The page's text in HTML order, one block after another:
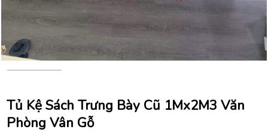
Tủ Kệ Sách Trưng Bày Cũ 1Mx2M3 Văn
Phòng Vân Gỗ